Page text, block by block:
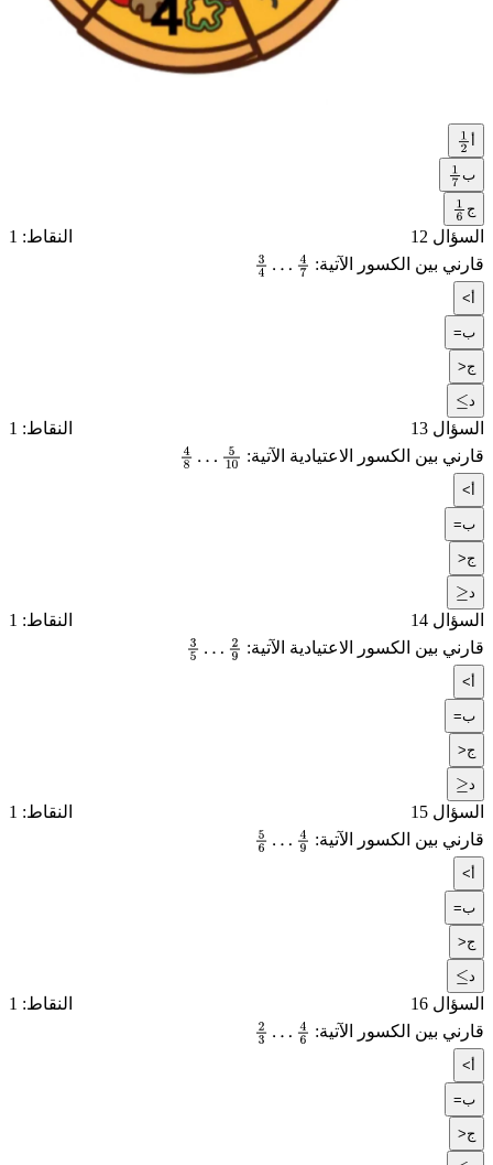
1
2
ب1
7 ج1
6
السؤال 12
النقاط: 1
قارني بين الكسور الآتية:
3 4 … 47
<
ب=
ج>
≤
السؤال 13
النقاط: 1
قارني بين الكسور الاعتيادية الآتية:
4 8 … 510
<
ب=
ج>
≥
السؤال 14
النقاط: 1
قارني بين الكسور الاعتيادية الآتية:
3 5 … 29
<
ب=
ج>
≥
السؤال 15
النقاط: 1
قارني بين الكسور الآتية:
5 6 … 49
<
ب=
ج>
≤
السؤال 16
النقاط: 1
قارني بين الكسور الآتية:
2 3 … 46
<
ب=
ج>